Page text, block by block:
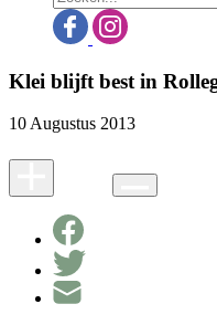
Klei blijft best in
10 Augustus 2013